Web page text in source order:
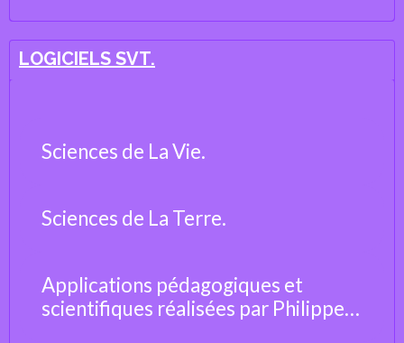
LOGICIELS SVT.
Sciences de La Vie.
Sciences de La Terre.
Applications pédagogiques et
scientifiques réalisées par Philippe